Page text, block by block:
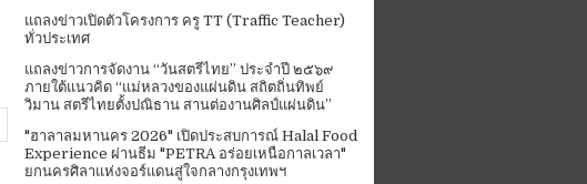
แถลงข่าวเปิดตัวโครงการ ครู TT (Traffic Teacher)
ทั่วประเทศ​
แถลงข่าวการจัดงาน “วันสตรีไทย” ประจําปี ๒๕๖๙
ภายใต้แนวคิด “แม่หลวงของแผ่นดิน สถิตถิ่นทิพย์
วิมาน สตรีไทยตั้งปณิธาน สานต่องานศิลป์แผ่นดิน”
"ฮาลาลมหานคร 2026" เปิดประสบการณ์ Halal Food
Experience ผ่านธีม "PETRA อร่อยเหนือกาลเวลา"
ยกนครศิลาแห่งจอร์แดนสู่ใจกลางกรุงเทพฯ